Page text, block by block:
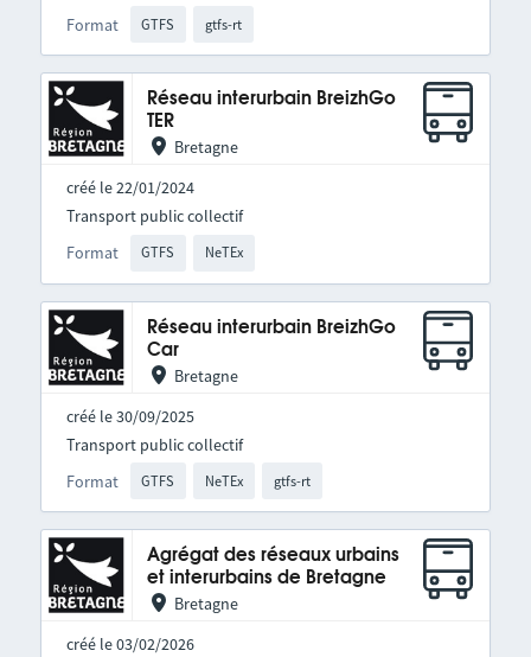
Format GTFS gtfs-rt
Réseau interurbain BreizhGo
TER
Bretagne
créé le 22/01/2024
Format GTFS NeTEx
Transport public collectif
Réseau interurbain BreizhGo
Car
Bretagne
créé le 30/09/2025
Format GTFS NeTEx gtfs-rt
Transport public collectif
Agrégat des réseaux urbains
et interurbains de Bretagne
Bretagne
créé le 03/02/2026